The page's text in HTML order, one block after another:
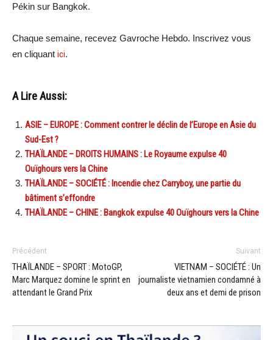
Pékin sur Bangkok.
Chaque semaine, recevez Gavroche Hebdo. Inscrivez vous
en cliquant ici.
A Lire Aussi:
ASIE – EUROPE : Comment contrer le déclin de l’Europe en Asie du
Sud-Est ?
THAÏLANDE – DROITS HUMAINS : Le Royaume expulse 40
Ouïghours vers la Chine
THAÏLANDE – SOCIÉTÉ : Incendie chez Carryboy, une partie du
bâtiment s’effondre
THAÏLANDE – CHINE : Bangkok expulse 40 Ouïghours vers la Chine
Précédent
THAÏLANDE – SPORT : MotoGP,
Marc Marquez domine le sprint en
attendant le Grand Prix
Suivant
VIETNAM – SOCIÉTÉ : Un
journaliste vietnamien condamné à
deux ans et demi de prison